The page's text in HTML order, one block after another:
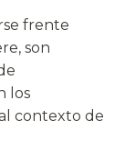
frente
son
los
contexto de